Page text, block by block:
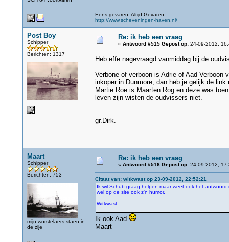
Eens gevaren Altijd Gevaren
http://www.scheveningen-haven.nl/
Post Boy
Schipper
Berichten: 1317
Re: ik heb een vraag
« Antwoord #515 Gepost op:24-09-2012,
Heb effe nagevraagd vanmiddag bij de
Verbone of verboon is Adrie of Aad Verboon
inkoper in Dunmore, dan heb je gelijk de link
Martie Roe is Maarten Rog en deze was
leven zijn wisten de oudvissers niet.
gr.Dirk.
Maart
Schipper
Berichten: 753
mijn worstelaers staen in
de zije
Re: ik heb een vraag
« Antwoord #516 Gepost op:24-09-2012,
Citaat van: witkwast op 23-09-2012, 22:52:21
Ik wil Schub graag helpen maar weet ook het
wel op de site ook z'n humor.
Witkwast.
Ik ook Aad
Maart